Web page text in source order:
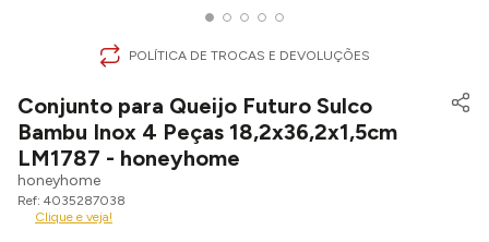
POLÍTICA DE TROCAS E DEVOLUÇÕES
Conjunto para Queijo Futuro Sulco
Bambu Inox 4 Peças 18,2x36,2x1,5cm
LM1787 - honeyhome
honeyhome
4035287038
Clique e veja!